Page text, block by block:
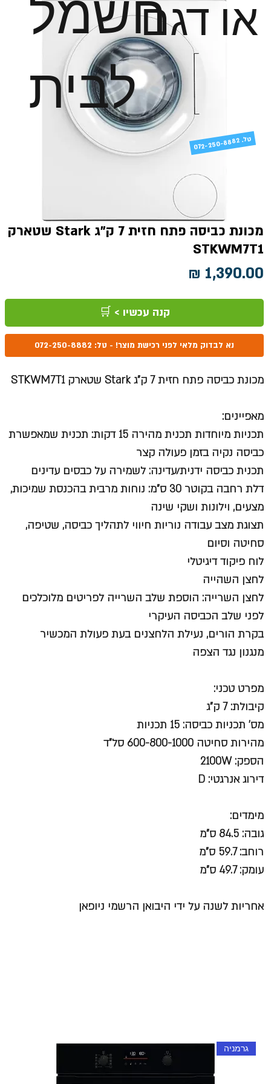
או דגם
לבית
מכונת כביסה פתח חזית 7 ק"ג Stark שטארק
STKWM7T1
קנה עכשיו > 🛒
נא לבדוק מלאי לפני רכישת מוצר! - טל: 072-250-8882
מכונת כביסה פתח חזית 7 ק"ג Stark שטארק STKWM7T1
מאפיינים:
תכניות מיוחדות תכנית מהירה 15 דקות: תכנית שמאפשרת
כביסה נקיה בזמן פעולה קצר
תכנית כביסה ידנית/עדינה: לשמירה על כבסים עדינים
דלת רחבה בקוטר 30 ס"מ: נוחות מרבית בהכנסת שמיכות,
מצעים, וילונות ושקי שינה
תצוגת מצב עבודה נוריות חיווי לתהליך כביסה, שטיפה,
סחיטה וסיום
לוח פיקוד דיגיטלי
לחצן השהייה
לחצן השרייה: הוספת שלב השרייה לפריטים מלוכלכים
לפני שלב הכביסה העיקרי
בקרת הורים, נעילת הלחצנים בעת פעולת המכשיר
מנגנון נגד הצפה
מפרט טכני:
קיבולת: 7 ק"ג
מס' תכניות כביסה: 15 תכניות
מהירות סחיטה 600-800-1000 סל"ד
הספק: 2100W
דירוג אנרגטי: D
מימדים:
גובה: 84.5 ס"מ
רוחב: 59.7 ס"מ
עומק: 49.7 ס"מ
אחריות לשנה על ידי היבואן הרשמי ניופאן
גרמניה
072-250-8882 .טל